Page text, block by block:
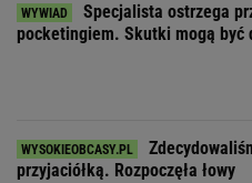
Specjalista ostrzega
pocketingiem. Skutki mogą być
przyjaciółką. Rozpoczęła łowy